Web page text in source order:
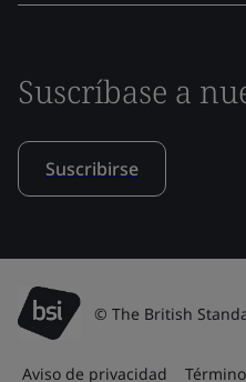
Suscríbase a
Suscribirse
© The British
Aviso de privacidad